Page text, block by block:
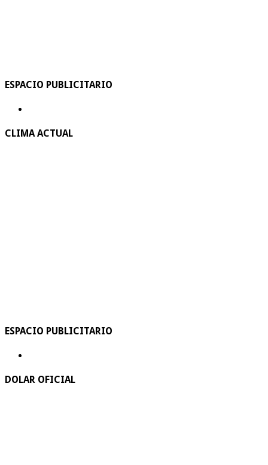
ESPACIO PUBLICITARIO
CLIMA ACTUAL
ESPACIO PUBLICITARIO
DOLAR OFICIAL